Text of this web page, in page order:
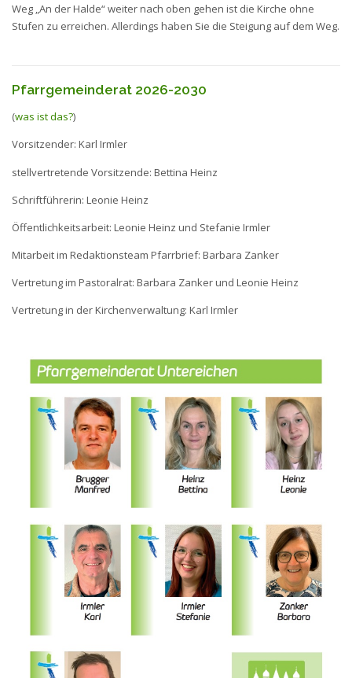
Weg „An der Halde“ weiter nach oben gehen ist die Kirche ohne
Stufen zu erreichen. Allerdings haben Sie die Steigung auf dem Weg.
Pfarrgemeinderat 2026-2030
(was ist das?)
Vorsitzender: Karl Irmler
stellvertretende Vorsitzende: Bettina Heinz
Schriftführerin: Leonie Heinz
Öffentlichkeitsarbeit: Leonie Heinz und Stefanie Irmler
Mitarbeit im Redaktionsteam Pfarrbrief: Barbara Zanker
Vertretung im Pastoralrat: Barbara Zanker und Leonie Heinz
Vertretung in der Kirchenverwaltung: Karl Irmler